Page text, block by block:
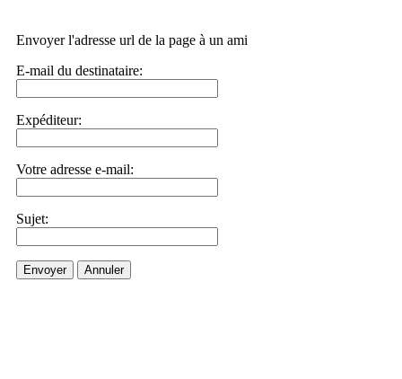
Envoyer l'adresse url de la page à un ami
E-mail du destinataire:
Expéditeur:
Votre adresse e-mail:
Sujet:
Envoyer Annuler